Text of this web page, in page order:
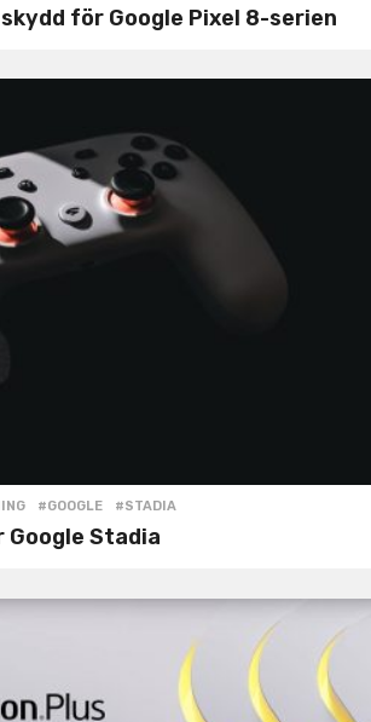
för Google Pixel 8-serien
,#GOOGLE ,#STADIA
Google Stadia